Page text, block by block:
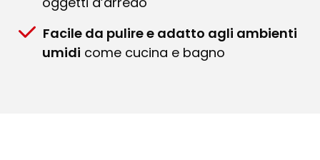
Facile da pulire e adatto agli ambienti
umidi come cucina e bagno